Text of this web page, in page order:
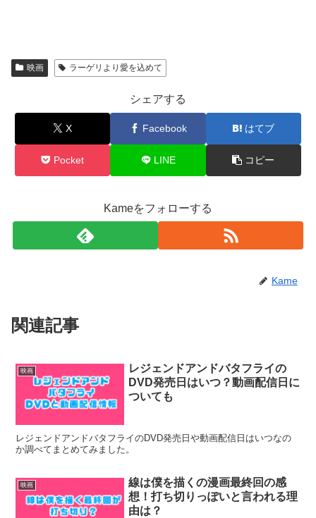
映画 ラーゲリより愛を込めて
シェアする
X Facebook はてブ
Pocket LINE コピー
Kameをフォローする
Kame
関連記事
映画
レジェンドアンドバタフライの
DVD発売日はいつ？動画配信日に
ついても
レジェンドアンドバタフライのDVD発売日や動画配信日はいつなの
か調べてまとめてみました。
映画
線は僕を描くの漫画最終回の感
想！打ち切りっぽいと言われる理
由は？